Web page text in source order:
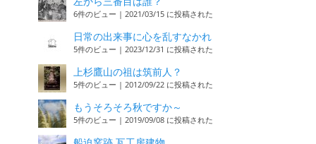
6件のビュー | 2021/03/15 に投稿された
日常の出来事に心を乱すなかれ
5件のビュー | 2023/12/31 に投稿された
上杉鷹山の祖は筑前人？
5件のビュー | 2012/09/22 に投稿された
もうそろそろ秋ですか～
5件のビュー | 2019/09/08 に投稿された